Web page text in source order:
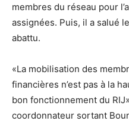
membres du réseau pour
assignées. Puis, il a salué
abattu.
«La mobilisation des
financières n’est pas à la
bon fonctionnement du
coordonnateur sortant